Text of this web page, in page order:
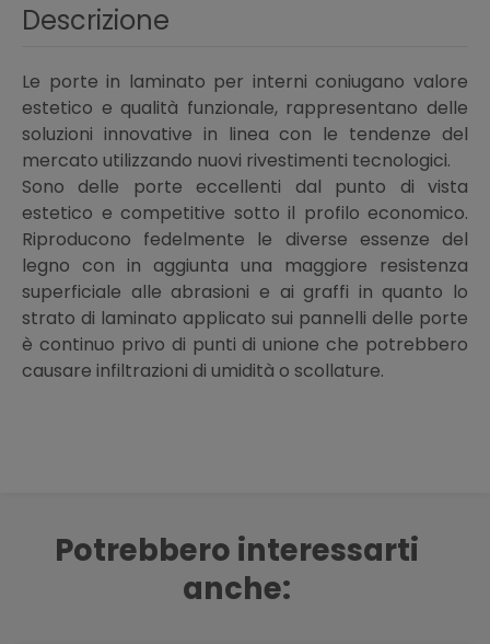
Descrizione
Le porte in laminato per interni coniugano valore
estetico e qualità funzionale, rappresentano delle
soluzioni innovative in linea con le tendenze del
mercato utilizzando nuovi rivestimenti tecnologici.
Sono delle porte eccellenti dal punto di vista
estetico e competitive sotto il profilo economico.
Riproducono fedelmente le diverse essenze del
legno con in aggiunta una maggiore resistenza
superficiale alle abrasioni e ai graffi in quanto lo
strato di laminato applicato sui pannelli delle porte
è continuo privo di punti di unione che potrebbero
causare infiltrazioni di umidità o scollature.
Potrebbero interessarti
anche: